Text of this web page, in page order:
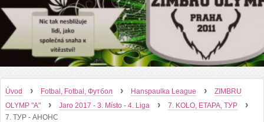
Úvod › Fotbal, Fotbal, Футбол › Hanspaulka League ›
ZIMBRU
OLYMP "A"
› Jaro 2017 - 3. Místo - 4. Liga › 7. KOLO, ETAPA, ТУР ›
7. ТУР - АНОНС